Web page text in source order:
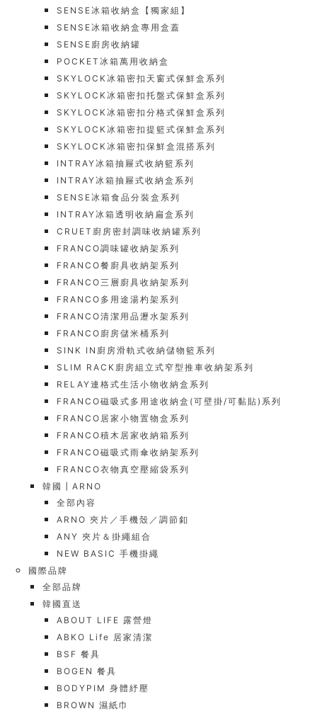
SENSE冰箱收納盒【獨家組】
SENSE冰箱收納盒專用盒蓋
SENSE廚房收納罐
POCKET冰箱萬用收納盒
SKYLOCK冰箱密扣天窗式保鮮盒系列
SKYLOCK冰箱密扣托盤式保鮮盒系列
SKYLOCK冰箱密扣分格式保鮮盒系列
SKYLOCK冰箱密扣提籃式保鮮盒系列
SKYLOCK冰箱密扣保鮮盒混搭系列
INTRAY冰箱抽屜式收納籃系列
INTRAY冰箱抽屜式收納盒系列
SENSE冰箱食品分裝盒系列
INTRAY冰箱透明收納扁盒系列
CRUET廚房密封調味收納罐系列
FRANCO調味罐收納架系列
FRANCO餐廚具收納架系列
FRANCO三層廚具收納架系列
FRANCO多用途湯杓架系列
FRANCO清潔用品瀝水架系列
FRANCO廚房儲米桶系列
SINK IN廚房滑軌式收納儲物籃系列
SLIM RACK廚房組立式窄型推車收納架系列
RELAY連格式生活小物收納盒系列
FRANCO磁吸式多用途收納盒(可壁掛/可黏貼)系列
FRANCO居家小物置物盒系列
FRANCO積木居家收納箱系列
FRANCO磁吸式雨傘收納架系列
FRANCO衣物真空壓縮袋系列
韓國┃ARNO
全部內容
ARNO 夾片／手機殼／調節釦
ANY 夾片＆掛繩組合
NEW BASIC 手機掛繩
國際品牌
全部品牌
韓國直送
ABOUT LIFE 露營燈
ABKO Life 居家清潔
BSF 餐具
BOGEN 餐具
BODYPIM 身體紓壓
BROWN 濕紙巾